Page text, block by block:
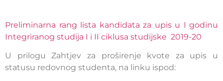
Preliminarna rang lista kandidata za upis u I godinu
Integriranog studija I i II ciklusa studijske 2019-20
U prilogu Zahtjev za proširenje kvote za upis u
statusu redovnog studenta, na linku ispod: